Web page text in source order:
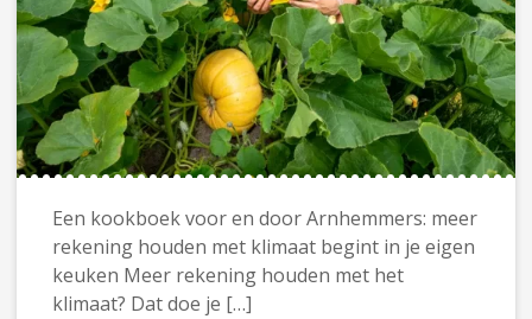
Een kookboek voor en door Arnhemmers: meer
rekening houden met klimaat begint in je eigen
keuken Meer rekening houden met het
klimaat? Dat doe je […]